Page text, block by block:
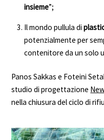
insieme”;
Il mondo pullula di
potenzialmente per
contenitore da un solo
Panos Sakkas e Foteini
studio di progettazione
nella chiusura del ciclo di